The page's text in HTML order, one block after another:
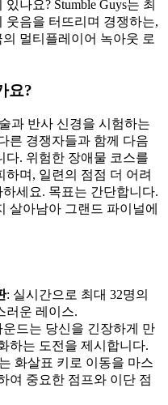
나요? Stumble Guys는 최
웃음을 터뜨리며 경쟁하는,
멀티플레이어 녹아웃 로
요?
과 반사 신경을 시험하는
른 경쟁자들과 함께 다음
다. 위험한 장애물 코스를
며, 일련의 점점 더 어려
세요. 목표는 간단합니다.
살아남아 그랜드 파이널에
: 실시간으로 최대 32명의
러운 레이스.
운드는 당신을 긴장하게 만
하는 도전을 제시합니다.
화살표 키로 이동을 마스
여 중요한 점프와 이단 점